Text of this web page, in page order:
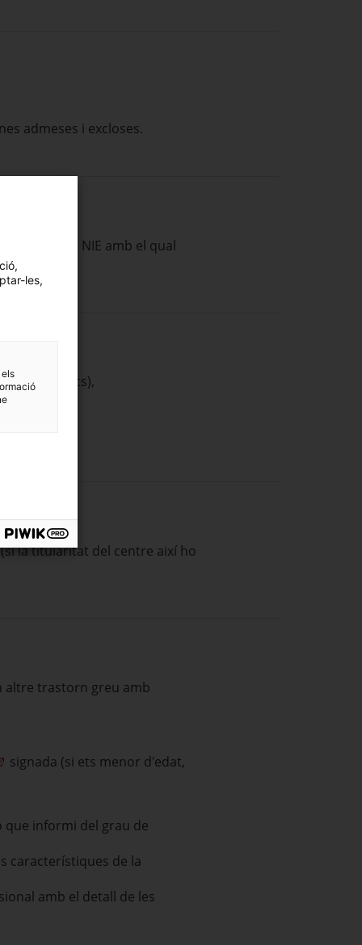
admeses i excloses.
o el NIE amb el qual
acadèmics),
la titularitat del centre així ho
altre trastorn greu amb
signada (si ets menor d'edat,
que informi del grau de
característiques de la
amb el detall de les
les,